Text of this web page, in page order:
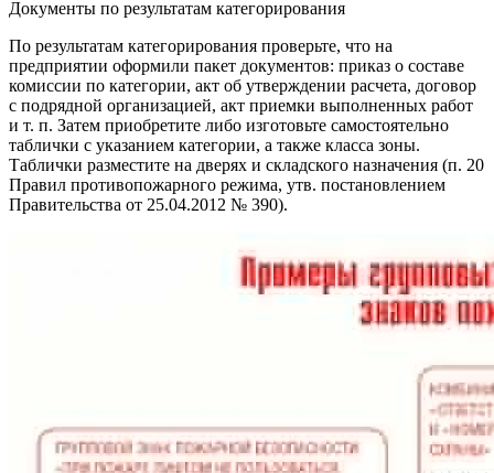
Документы по результатам категорирования
По результатам категорирования проверьте, что на
предприятии оформили пакет документов: приказ о составе
комиссии по категории, акт об утверждении расчета, договор
с подрядной организацией, акт приемки выполненных работ
и т. п. Затем приобретите либо изготовьте самостоятельно
таблички с указанием категории, а также класса зоны.
Таблички разместите на дверях и складского назначения (п. 20
Правил противопожарного режима, утв. постановлением
Правительства от 25.04.2012 № 390).